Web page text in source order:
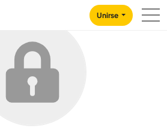
Unirse